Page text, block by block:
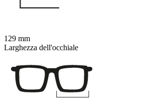
129 mm
Larghezza dell'occhiale